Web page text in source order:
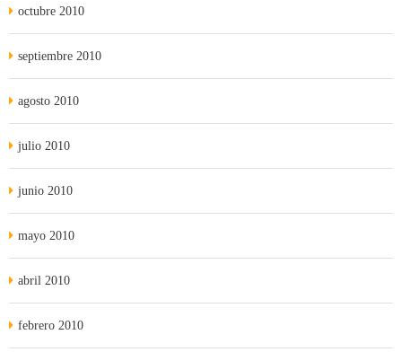
octubre 2010
septiembre 2010
agosto 2010
julio 2010
junio 2010
mayo 2010
abril 2010
febrero 2010